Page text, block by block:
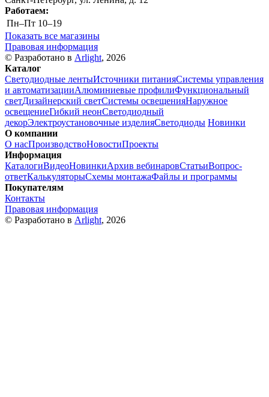
Работаем:
Пн–Пт 10–19
Показать все магазины
Правовая информация
© Разработано в Arlight, 2026
Каталог
Светодиодные лентыИсточники питанияСистемы управления
и автоматизацииАлюминиевые профилиФункциональный
светДизайнерский светСистемы освещенияНаружное
освещениеГибкий неонСветодиодный
декорЭлектроустановочные изделияСветодиоды Новинки
О компании
О насПроизводствоНовостиПроекты
Информация
КаталогиВидеоНовинкиАрхив вебинаровСтатьиВопрос-
ответКалькуляторыСхемы монтажаФайлы и программы
Покупателям
Контакты
Правовая информация
© Разработано в Arlight, 2026